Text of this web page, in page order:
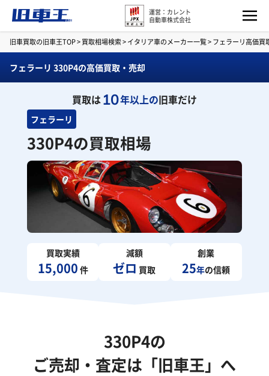
運営：カレント
自動車株式会社
旧車買取の旧車王TOP>買取相場検索>イタリア車のメーカー一覧>フェラーリ高価買
フェラーリ 330P4の高価買取・売却
買取は10年以上の旧車だけ
フェラーリ
330P4の買取相場
買取実績
15,000 件
減額
ゼロ 買取
創業
25年の信頼
330P4の
ご売却・査定は「旧車王」へ